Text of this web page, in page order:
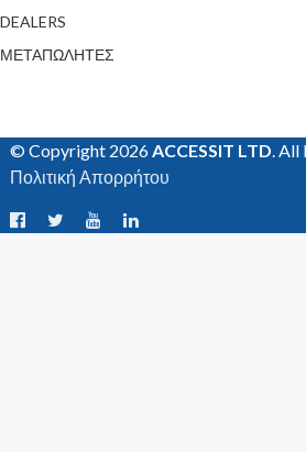
DEALERS
ΜΕΤΑΠΩΛΗΤΕΣ
© Copyright 2026ACCESSIT LTD. All
Πολιτική Απορρήτου